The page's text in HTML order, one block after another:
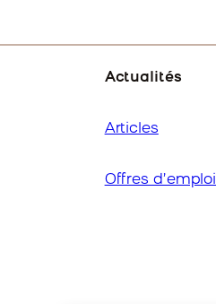
Actualités
Articles
Offres d’emploi